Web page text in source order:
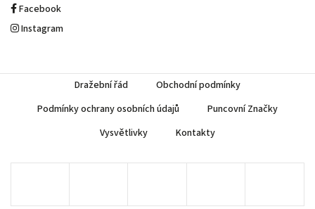
Facebook
Instagram
Dražební řád
Obchodní podmínky
Podmínky ochrany osobních údajů
Puncovní Značky
Vysvětlivky
Kontakty